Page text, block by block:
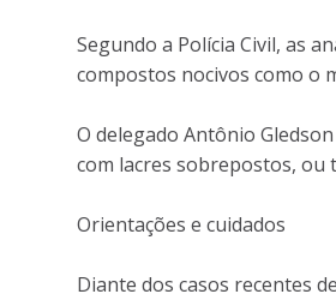
Segundo a Polícia Civil, as
compostos nocivos como o
O delegado Antônio
com lacres sobrepostos, ou
Orientações e cuidados
Diante dos casos recentes